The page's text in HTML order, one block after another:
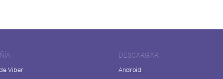
Viber
DESCARGAR
Android